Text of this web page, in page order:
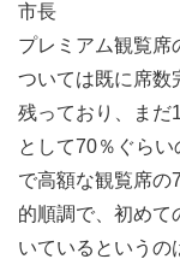
市長
プレミアム観覧席
ついては既に席数
残っており、まだ
として70％ぐら
で高額な観覧席の
的順調で、初めて
いているというの